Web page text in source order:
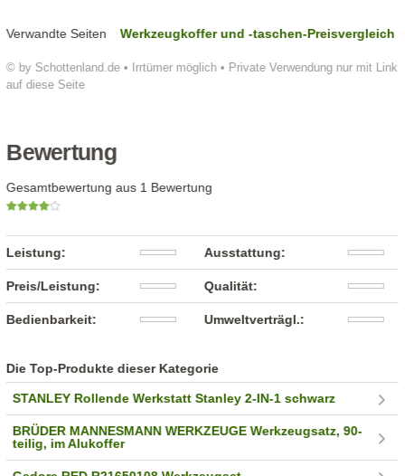
© by Schottenland.de • Irrtümer möglich • Private Verwendung nur mit Link
auf diese Seite
Verwandte Seiten Werkzeugkoffer und -taschen-Preisvergleich
Bewertung
Gesamtbewertung aus 1 Bewertung
Leistung: Ausstattung:
Preis/Leistung: Qualität:
Bedienbarkeit: Umweltverträgl.:
Die Top-Produkte dieser Kategorie
STANLEY Rollende Werkstatt Stanley 2-IN-1 schwarz
BRÜDER MANNESMANN WERKZEUGE Werkzeugsatz, 90-
teilig, im Alukoffer